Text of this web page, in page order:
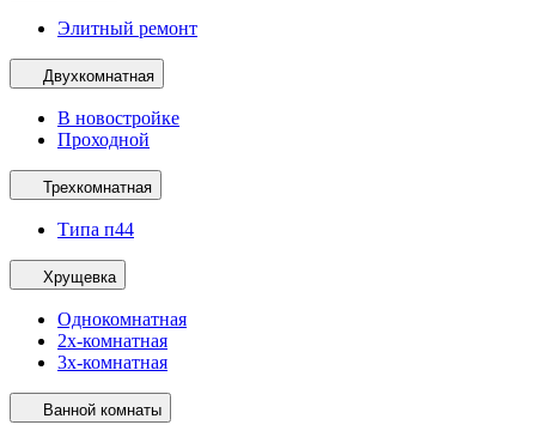
Элитный ремонт
Двухкомнатная
В новостройке
Проходной
Трехкомнатная
Типа п44
Хрущевка
Однокомнатная
2х-комнатная
3х-комнатная
Ванной комнаты